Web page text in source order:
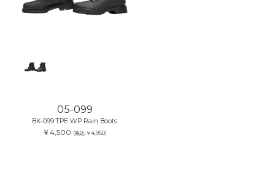
05-099
BK-099 TPE WP Rain Boots
￥4,500 (税込:￥4,950)